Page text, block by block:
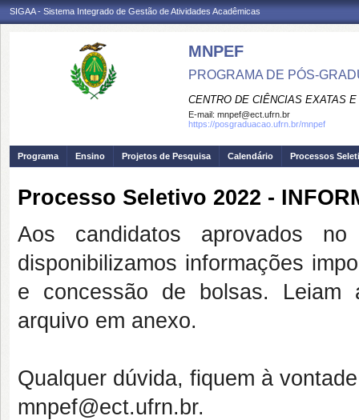
SIGAA - Sistema Integrado de Gestão de Atividades Acadêmicas
MNPEF
PROGRAMA DE PÓS-
CENTRO DE CIÊNCIAS EXATAS
E-mail: mnpef@ect.ufrn.br
https://posgraduacao.ufrn.br/mnpef
Programa Ensino Projetos de Pesquisa Calendário Processos
Processo Seletivo 2022 -
Aos candidatos aprovados
disponibilizamos informações
e concessão de bolsas. Leiam
arquivo em anexo.
Qualquer dúvida, fiquem à
mnpef@ect.ufrn.br.